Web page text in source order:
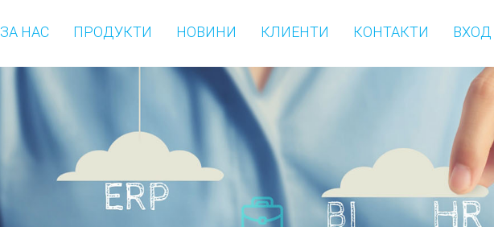
ЗА НАС ПРОДУКТИ НОВИНИ КЛИЕНТИ КОНТАКТИ ВХОД